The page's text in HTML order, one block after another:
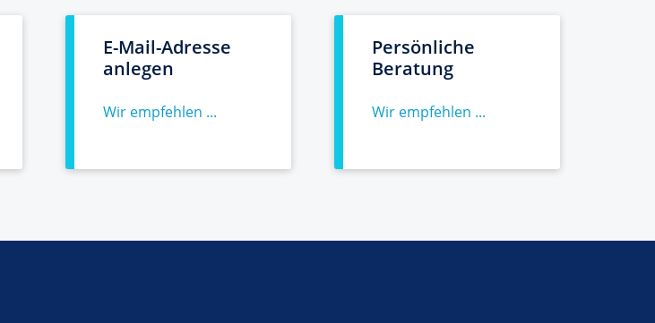
E-Mail-Adresse
anlegen
Wir empfehlen ...
Persönliche
Beratung
Wir empfehlen ...